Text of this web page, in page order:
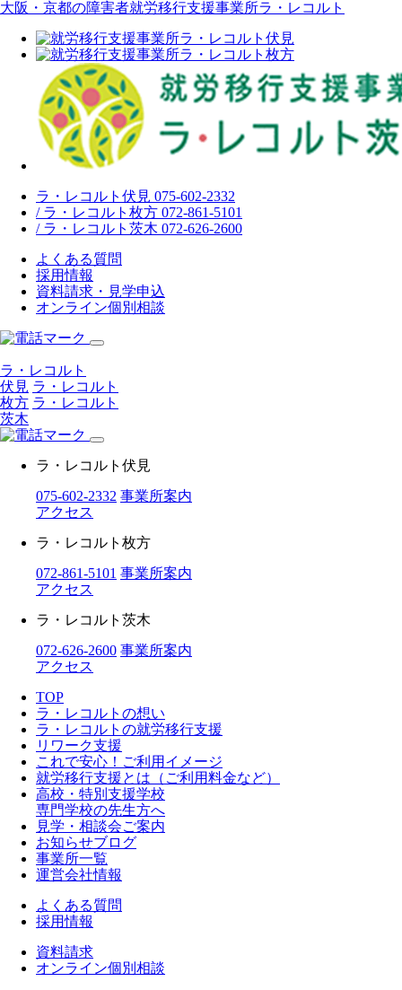
大阪・京都の障害者就労移行支援事業所ラ・レコルト
ラ・レコルト伏見 075-602-2332
/ ラ・レコルト枚方 072-861-5101
/ ラ・レコルト茨木 072-626-2600
よくある質問
採用情報
資料請求・見学申込
オンライン個別相談
ラ・レコルト
伏見 ラ・レコルト
枚方 ラ・レコルト
茨木
ラ・レコルト伏見
075-602-2332 事業所案内
アクセス
ラ・レコルト枚方
072-861-5101 事業所案内
アクセス
ラ・レコルト茨木
072-626-2600 事業所案内
アクセス
TOP
ラ・レコルトの想い
ラ・レコルトの就労移行支援
リワーク支援
これで安心！ご利用イメージ
就労移行支援とは（ご利用料金など）
高校・特別支援学校
専門学校の先生方へ
見学・相談会ご案内
お知らせブログ
事業所一覧
運営会社情報
よくある質問
採用情報
資料請求
オンライン個別相談